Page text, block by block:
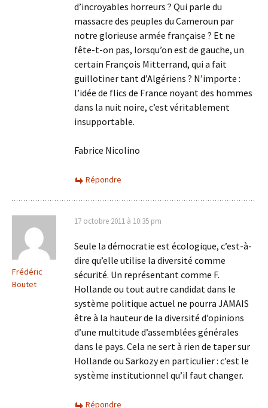
d’incroyables horreurs ? Qui parle du
massacre des peuples du Cameroun par
notre glorieuse armée française ? Et ne
fête-t-on pas, lorsqu’on est de gauche, un
certain François Mitterrand, qui a fait
guillotiner tant d’Algériens ? N’importe :
l’idée de flics de France noyant des hommes
dans la nuit noire, c’est véritablement
insupportable.
Fabrice Nicolino
Répondre
Frédéric
Boutet
17 octobre 2011 à 10:35 pm
Seule la démocratie est écologique, c’est-à-
dire qu’elle utilise la diversité comme
sécurité. Un représentant comme F.
Hollande ou tout autre candidat dans le
système politique actuel ne pourra JAMAIS
être à la hauteur de la diversité d’opinions
d’une multitude d’assemblées générales
dans le pays. Cela ne sert à rien de taper sur
Hollande ou Sarkozy en particulier : c’est le
système institutionnel qu’il faut changer.
Répondre